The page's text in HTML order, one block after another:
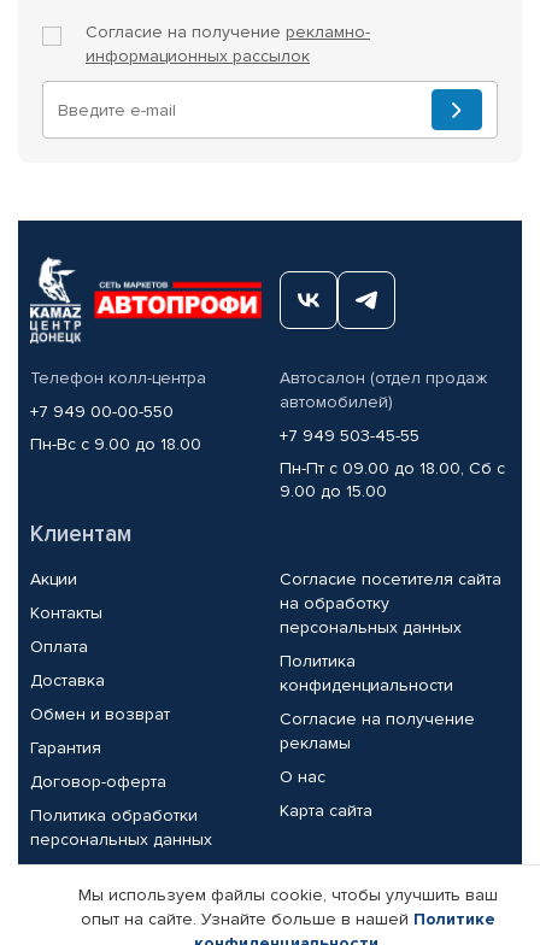
Согласие на получение рекламно-
информационных рассылок
Телефон колл-центра
+7 949 00-00-550
Пн-Вс с 9.00 до 18.00
Автосалон (отдел продаж
автомобилей)
+7 949 503-45-55
Пн-Пт с 09.00 до 18.00, Сб с
9.00 до 15.00
Клиентам
Акции
Контакты
Оплата
Доставка
Обмен и возврат
Гарантия
Договор-оферта
Политика обработки
персональных данных
Согласие посетителя сайта
на обработку
персональных данных
Политика
конфиденциальности
Согласие на получение
рекламы
О нас
Карта сайта
Партнерам
Корпоративным клиентам Реквизиты компании
Мы используем файлы cookie, чтобы улучшить ваш
опыт на сайте. Узнайте больше в нашей Политике